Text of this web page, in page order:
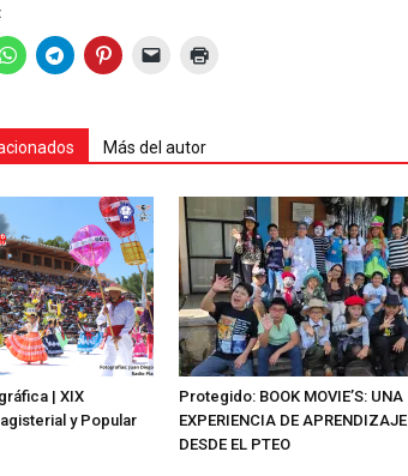
Más del autor
| XIX
y Popular
Protegido: BOOK MOVIE’S: UNA
EXPERIENCIA DE APRENDIZAJE
DESDE EL PTEO